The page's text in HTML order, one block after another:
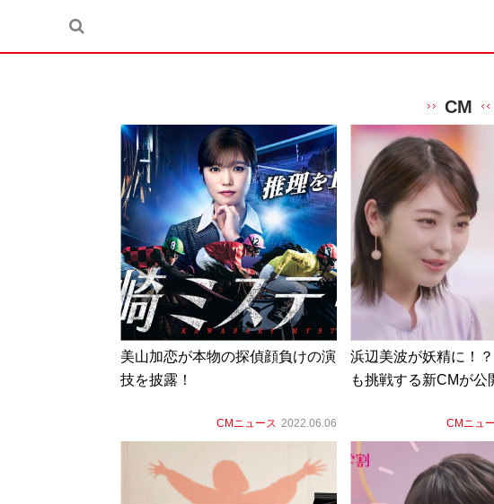
CM
美山加恋が本物の探偵顔負けの演
技を披露！
CMニュース 2022.06.06
浜辺美波が妖精に！
も挑戦する新CMが公
CMニュ